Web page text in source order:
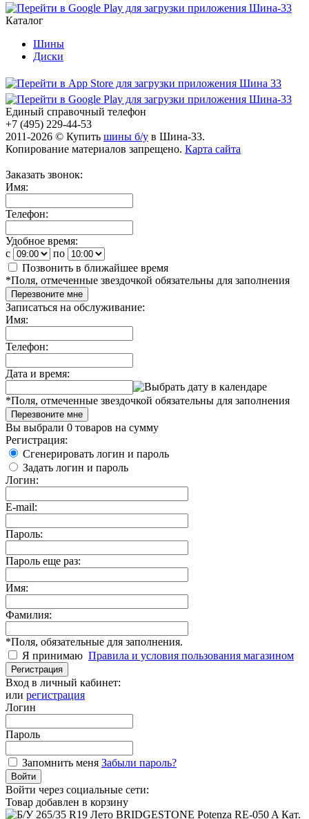
Каталог
Шины
Диски
Единый справочный телефон
+7 (495) 229-44-53
2011-2026 © Купить шины б/у в Шина-33.
Копирование материалов запрещено. Карта сайта
Заказать звонок:
Имя:
Телефон:
Удобное время:
c
по
Позвонить в ближайшее время
*Поля, отмеченные звездочкой обязательны для заполнения
Перезвоните мне
Записаться на обслуживание:
Имя:
Телефон:
Дата и время:
*Поля, отмеченные звездочкой обязательны для заполнения
Перезвоните мне
Вы выбрали 0 товаров на сумму
Регистрация:
Сгенерировать логин и пароль
Задать логин и пароль
Логин:
E-mail:
Пароль:
Пароль еще раз:
Имя:
Фамилия:
*Поля, обязательные для заполнения.
Я принимаю Правила и условия пользования магазином
Регистрация
Вход в личный кабинет:
или регистрация
Логин
Пароль
Запомнить меня Забыли пароль?
Войти
Войти через социальные сети:
Товар добавлен в корзину